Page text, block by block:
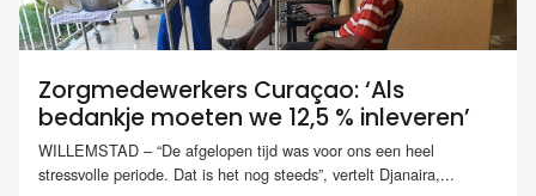
Zorgmedewerkers Curaçao: ‘Als
bedankje moeten we 12,5 % inleveren’
WILLEMSTAD – “De afgelopen tijd was voor ons een heel
stressvolle periode. Dat is het nog steeds”, vertelt Djanaira,...